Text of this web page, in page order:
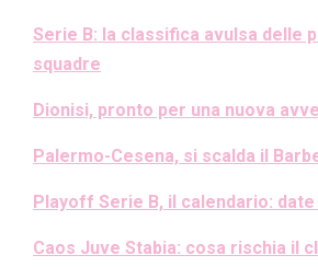
Serie B: la classifica avulsa delle
squadre
Dionisi, pronto per una nuova
Palermo-Cesena, si scalda il
Playoff Serie B, il calendario:
Caos Juve Stabia: cosa rischia il